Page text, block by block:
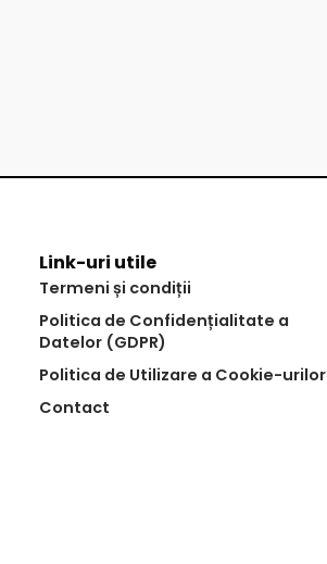
Link-uri utile
Termeni și condiții
Politica de Confidențialitate a
Datelor (GDPR)
Politica de Utilizare a Cookie-urilor
Contact